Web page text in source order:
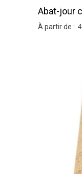
Abat-jour
À partir de :